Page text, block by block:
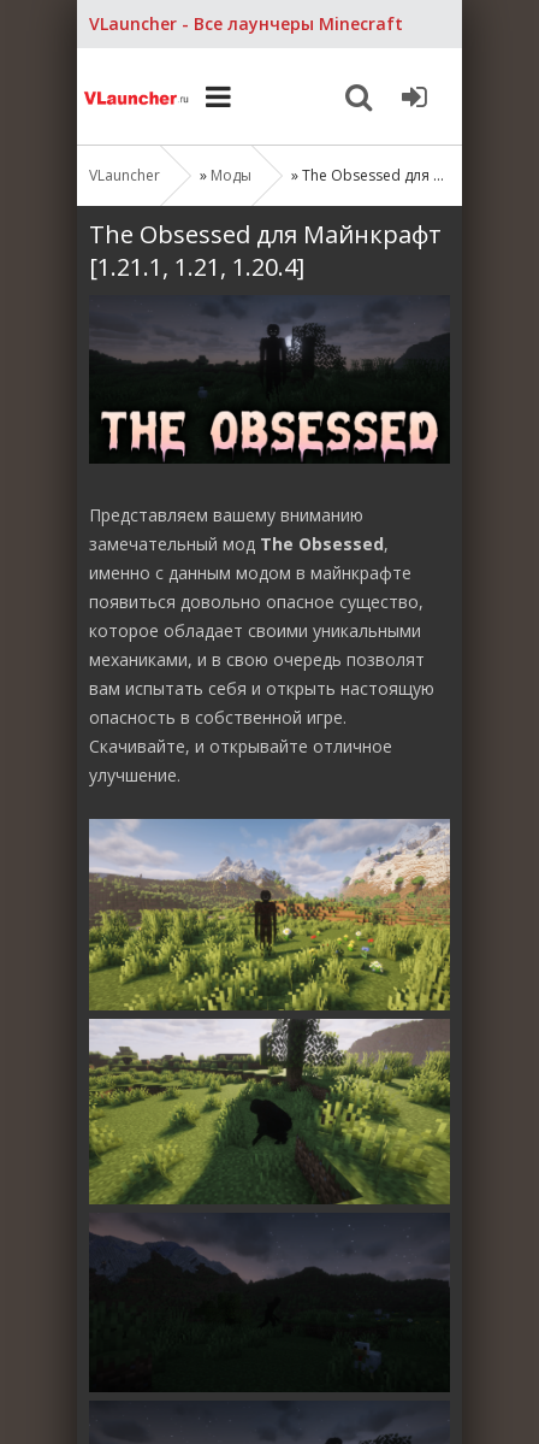
VLauncher - Все лаунчеры Minecraft
VLauncher » Моды » The Obsessed для Майнкрафт [1.21.1, 1.21, 1.20.4]
The Obsessed для Майнкрафт
[1.21.1, 1.21, 1.20.4]
Представляем вашему вниманию
замечательный мод The Obsessed,
именно с данным модом в майнкрафте
появиться довольно опасное существо,
которое обладает своими уникальными
механиками, и в свою очередь позволят
вам испытать себя и открыть настоящую
опасность в собственной игре.
Скачивайте, и открывайте отличное
улучшение.